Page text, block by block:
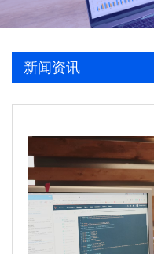
新闻资讯